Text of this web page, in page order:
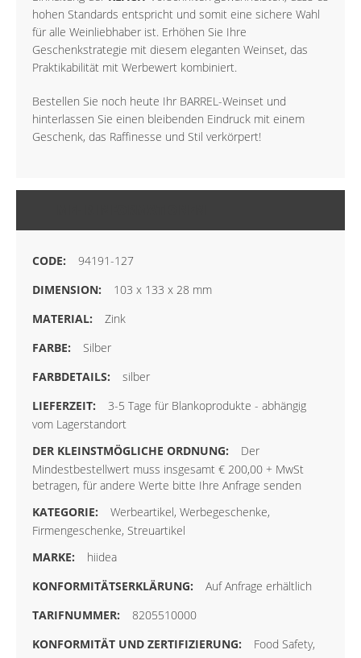
hohen Standards entspricht und somit eine sichere Wahl
für alle Weinliebhaber ist. Erhöhen Sie Ihre
Geschenkstrategie mit diesem eleganten Weinset, das
Praktikabilität mit Werbewert kombiniert.
Bestellen Sie noch heute Ihr BARREL-Weinset und
hinterlassen Sie einen bleibenden Eindruck mit einem
Geschenk, das Raffinesse und Stil verkörpert!
94191-127
103 x 133 x 28 mm
Zink
Silber
silber
3-5 Tage für Blankoprodukte - abhängig
vom Lagerstandort
Der
Mindestbestellwert muss insgesamt € 200,00 + MwSt
betragen, für andere Werte bitte Ihre Anfrage senden
Werbeartikel, Werbegeschenke,
Firmengeschenke, Streuartikel
hiidea
Auf Anfrage erhältlich
8205510000
Food Safety,